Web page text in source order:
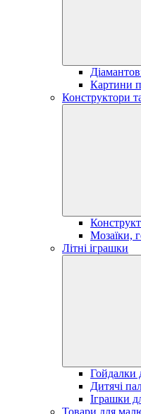
Картини
Конструктори
Мозаїки,
Літні іграшки
Гойдалки
Дитячі
Іграшки
Товари для